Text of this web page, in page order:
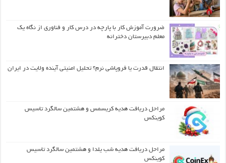
ضرورت آموزش کار با پارچه در درس کار و فناوری از نگاه یک
معلم دبیرستان دخترانه
انتقال قدرت یا فروپاشی نرم؟ تحلیل امنیتی آینده ولایت در ایران
مراحل دریافت هدیه کریسمس و هشتمین سالگرد تاسیس
کوینکس
مراحل دریافت هدیه شب یلدا و هشتمین سالگرد تاسیس
کوینکس